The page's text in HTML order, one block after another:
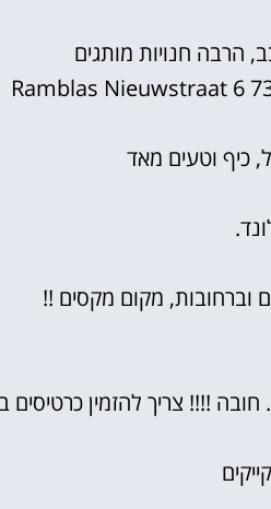
הרבה חנויות מותגים
Ramblas Nieuwstraat 6
כיף וטעים מאד
וברחובות, מקום מקסים !!
!!!! צריך להזמין כרטיסים